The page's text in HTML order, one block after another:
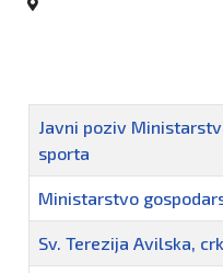
Politika
Naziv
Javni poziv
sporta
Ministarstvo
Sv. Terezija Avilska,